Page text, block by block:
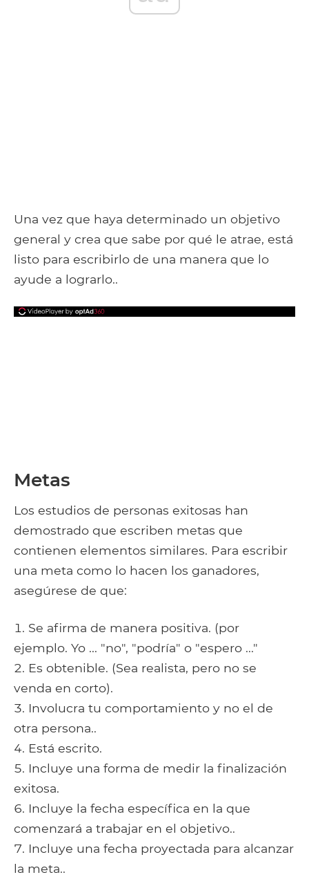
Una vez que haya determinado un objetivo
general y crea que sabe por qué le atrae, está
listo para escribirlo de una manera que lo
ayude a lograrlo..
Metas
Los estudios de personas exitosas han
demostrado que escriben metas que
contienen elementos similares. Para escribir
una meta como lo hacen los ganadores,
asegúrese de que:
Se afirma de manera positiva. (por
ejemplo. Yo ... "no", "podría" o "espero ..."
Es obtenible. (Sea realista, pero no se
venda en corto).
Involucra tu comportamiento y no el de
otra persona..
Está escrito.
Incluye una forma de medir la finalización
exitosa.
Incluye la fecha específica en la que
comenzará a trabajar en el objetivo..
Incluye una fecha proyectada para alcanzar
la meta..